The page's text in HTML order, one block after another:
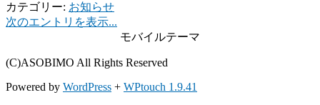
カテゴリー: お知らせ
次のエントリを表示...
モバイルテーマ
(C)ASOBIMO All Rights Reserved
Powered by WordPress + WPtouch 1.9.41